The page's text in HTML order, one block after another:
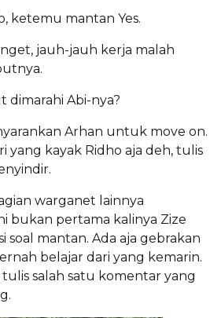
ketemu mantan Yes.
jauh-jauh kerja malah
dimarahi Abi-nya?
Arhan untuk move on.
yang kayak Ridho aja deh, tulis
warganet lainnya
bukan pertama kalinya Zize
mantan. Ada aja gebrakan
belajar dari yang kemarin.
salah satu komentar yang